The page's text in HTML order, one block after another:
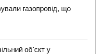
газопровід, що
об'єкт у